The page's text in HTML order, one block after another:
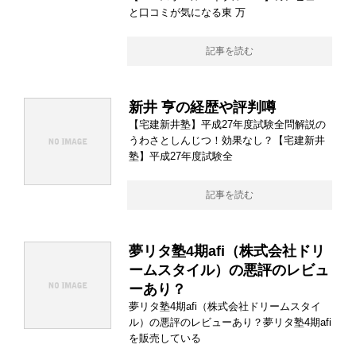
と口コミが気になる東 万
記事を読む
新井 亨の経歴や評判噂
【宅建新井塾】平成27年度試験全問解説の
うわさとしんじつ！効果なし？【宅建新井
塾】平成27年度試験全
記事を読む
夢リタ塾4期afi（株式会社ドリ
ームスタイル）の悪評のレビュ
ーあり？
夢リタ塾4期afi（株式会社ドリームスタイ
ル）の悪評のレビューあり？夢リタ塾4期afi
を販売している